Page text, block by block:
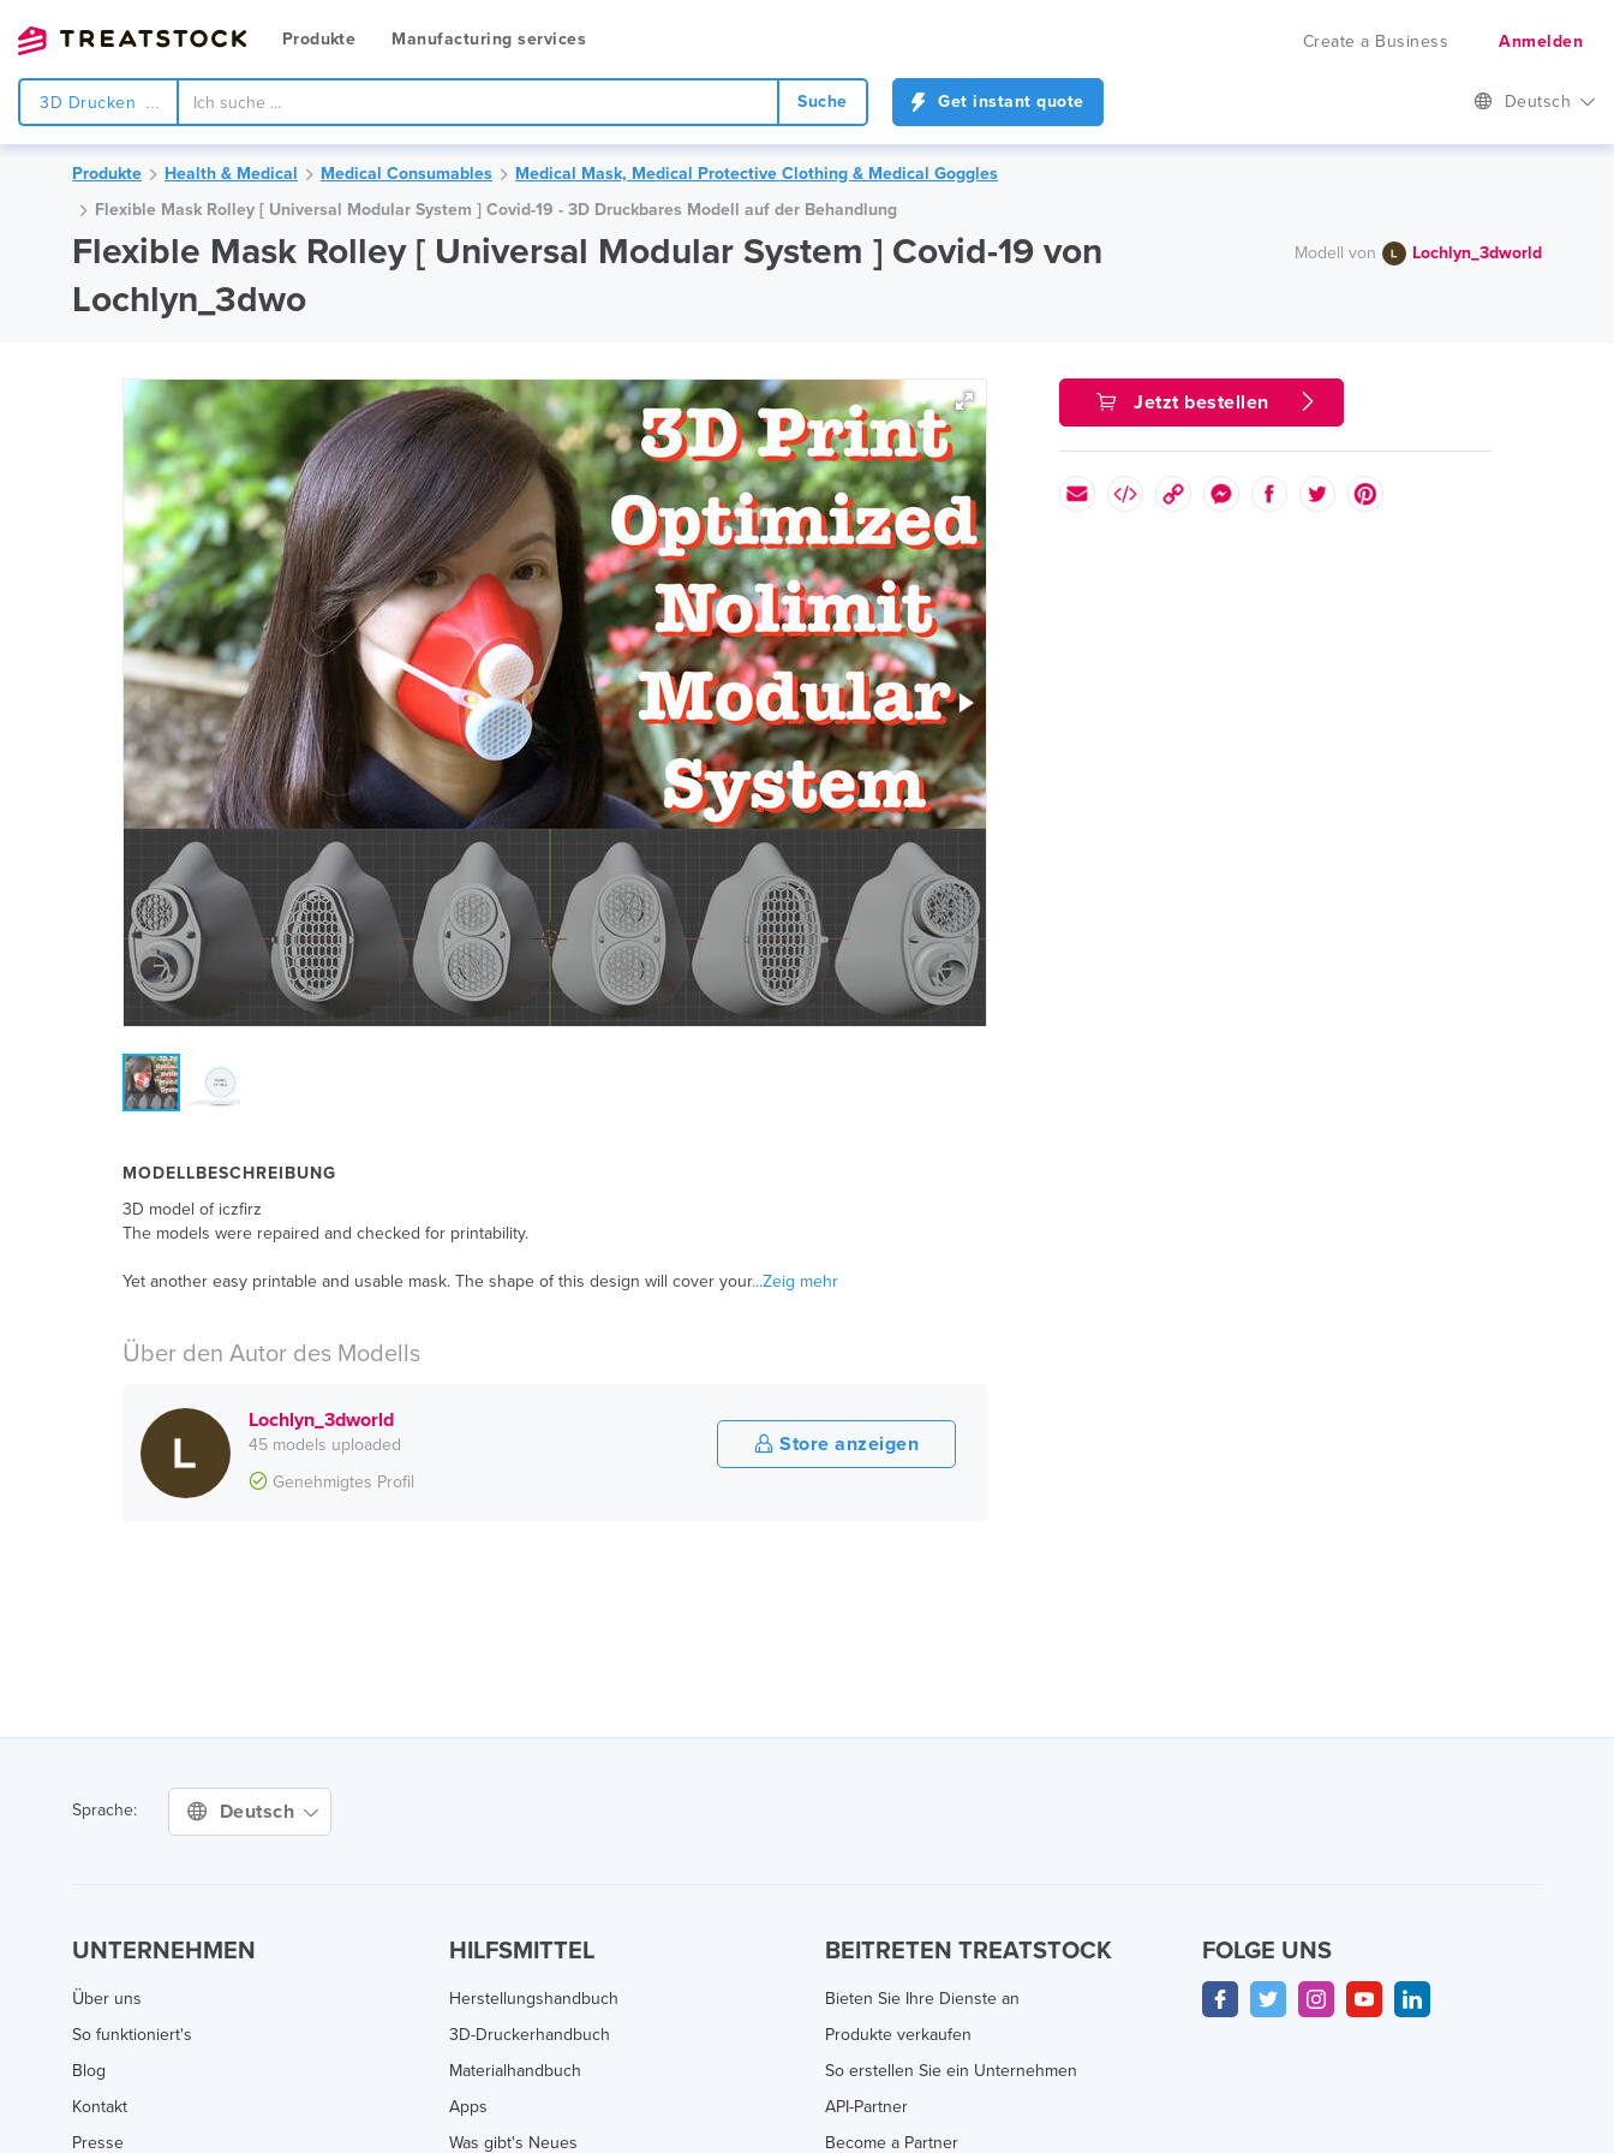
Produkte Manufacturing services Create a Business Anmelden
3D Drucken Suche Get instant quote Deutsch
Produkte Health & Medical Medical Consumables
Medical Mask, Medical Protective Clothing & Medical Goggles
Flexible Mask Rolley [ Universal Modular System ] Covid-19 - 3D Druckbares Modell auf der Behandlung
Flexible Mask Rolley [ Universal Modular System ] Covid-19 von
Lochlyn_3dwo
Modell von Lochlyn_3dworld
Jetzt bestellen
MODELLBESCHREIBUNG
3D model of iczfirz
The models were repaired and checked for printability.
Yet another easy printable and usable mask. The shape of this design will cover your...Zeig mehr
Über den Autor des Modells
Lochlyn_3dworld
45 models uploaded
Genehmigtes Profil
Store anzeigen
Sprache: Deutsch
UNTERNEHMEN
Über uns
So funktioniert's
Blog
Kontakt
Presse
HILFSMITTEL
Herstellungshandbuch
3D-Druckerhandbuch
Materialhandbuch
Apps
Was gibt's Neues
BEITRETEN TREATSTOCK
Bieten Sie Ihre Dienste an
Produkte verkaufen
So erstellen Sie ein Unternehmen
API-Partner
Become a Partner
FOLGE UNS